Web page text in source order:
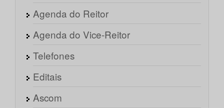
Agenda do Reitor
Agenda do Vice-Reitor
Telefones
Editais
Ascom